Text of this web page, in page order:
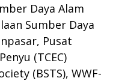
Daya Alam
Sumber Daya
Pusat
(TCEC)
(BSTS), WWF-